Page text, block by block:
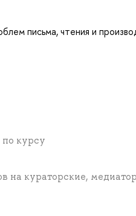
письма, чтения и
курсу
на кураторские,